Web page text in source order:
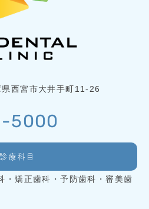
県西宮市大井手町11-26
5000
診療科目
・矯正歯科・予防歯科・審美歯